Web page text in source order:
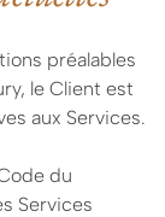
préalables
le Client est
aux Services.
du
Services